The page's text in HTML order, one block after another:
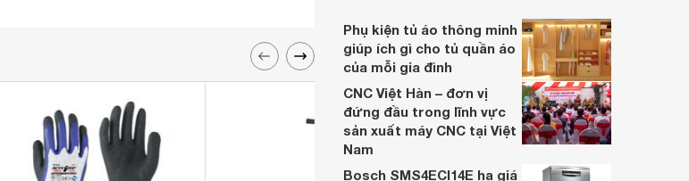
và tiết kiệm điện năng. Nếu bạn đang có ý
định mua máy rửa bát, dưới đây là những
mẫu máy rửa bát Eurosun đáng cân nhắc
trong năm 2026.
Phụ kiện tủ áo thông minh
giúp ích gì cho tủ quần áo
của mỗi gia đình
CNC Việt Hàn – đơn vị
đứng đầu trong lĩnh vực
sản xuất máy CNC tại Việt
Nam
Bosch SMS4ECI14E hạ giá